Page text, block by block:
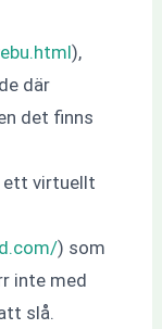
),
där
det finns
ett virtuellt
) som
inte med
slå.